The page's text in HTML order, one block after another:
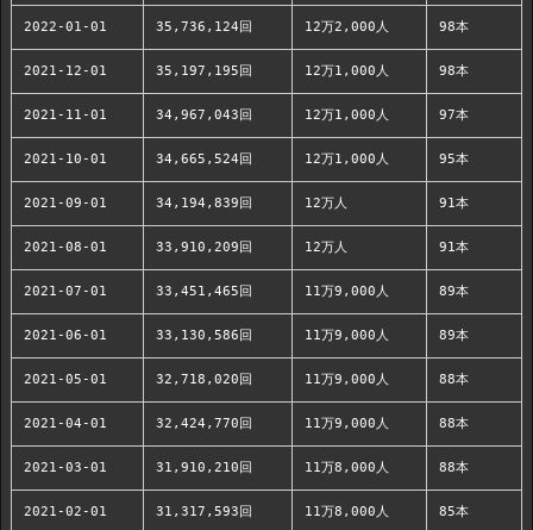
2022-01-01 35,736,124回 12万2,000人 98本
2021-12-01 35,197,195回 12万1,000人 98本
2021-11-01 34,967,043回 12万1,000人 97本
2021-10-01 34,665,524回 12万1,000人 95本
2021-09-01 34,194,839回 12万人 91本
2021-08-01 33,910,209回 12万人 91本
2021-07-01 33,451,465回 11万9,000人 89本
2021-06-01 33,130,586回 11万9,000人 89本
2021-05-01 32,718,020回 11万9,000人 88本
2021-04-01 32,424,770回 11万9,000人 88本
2021-03-01 31,910,210回 11万8,000人 88本
2021-02-01 31,317,593回 11万8,000人 85本